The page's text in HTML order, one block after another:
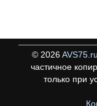
© 2026 AVS75.ru
частичное
только при